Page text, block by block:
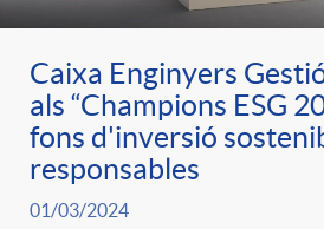
Caixa Enginyers
als “Champions ESG
fons d'inversió
responsables
01/03/2024